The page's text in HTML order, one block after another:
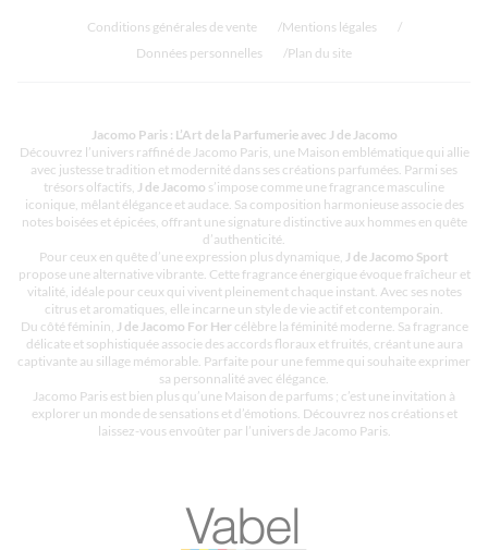
Conditions générales de vente
Mentions légales
Données personnelles
Plan du site
Jacomo Paris : L’Art de la Parfumerie avec J de Jacomo
Découvrez l’univers raffiné de Jacomo Paris, une Maison emblématique qui allie
avec justesse tradition et modernité dans ses créations parfumées. Parmi ses
trésors olfactifs, J de Jacomo s’impose comme une fragrance masculine
iconique, mêlant élégance et audace. Sa composition harmonieuse associe des
notes boisées et épicées, offrant une signature distinctive aux hommes en quête
d’authenticité.
Pour ceux en quête d’une expression plus dynamique, J de Jacomo Sport
propose une alternative vibrante. Cette fragrance énergique évoque fraîcheur et
vitalité, idéale pour ceux qui vivent pleinement chaque instant. Avec ses notes
citrus et aromatiques, elle incarne un style de vie actif et contemporain.
Du côté féminin, J de Jacomo For Her célèbre la féminité moderne. Sa fragrance
délicate et sophistiquée associe des accords floraux et fruités, créant une aura
captivante au sillage mémorable. Parfaite pour une femme qui souhaite exprimer
sa personnalité avec élégance.
Jacomo Paris est bien plus qu’une Maison de parfums ; c’est une invitation à
explorer un monde de sensations et d’émotions. Découvrez nos créations et
laissez-vous envoûter par l’univers de Jacomo Paris.